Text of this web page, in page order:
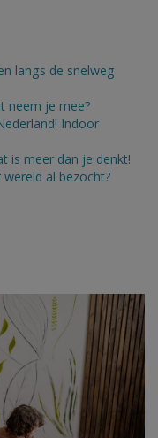
langs de snelweg
neem je mee?
Indoor
is meer dan je denkt!
al bezocht?